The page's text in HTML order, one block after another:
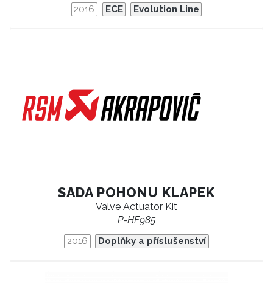
2016 ECE Evolution Line
SADA POHONU KLAPEK
Valve Actuator Kit
P-HF985
2016 Doplňky a příslušenství